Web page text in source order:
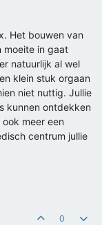
Het bouwen van
moeite in gaat
natuurlijk al wel
klein stuk orgaan
niet nuttig. Jullie
kunnen ontdekken
meer een
centrum jullie
0